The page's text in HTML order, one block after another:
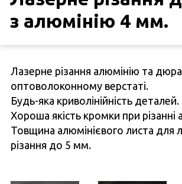
з алюмінію 4 мм.
Лазерне різання алюмінію та
оптоволоконному верстаті.
Будь-яка криволінійність деталей.
Хороша якість кромки при різанні
Товщина алюмінієвого листа для
різання до 5 мм.